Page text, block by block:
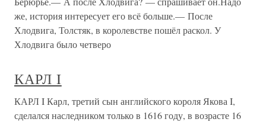
же, история интересует его всё больше.— После
Хлодвига, Толстяк, в королевстве пошёл раскол. У
Хлодвига было четверо
КАРЛ I
КАРЛ I Карл, третий сын английского короля Якова I,
сделался наследником только в 1616 году, в возрасте 16